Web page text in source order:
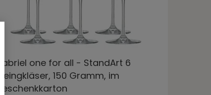
Gabriel one for all - StandArt 6
Weingkläser, 150 Gramm, im
Geschenkkarton